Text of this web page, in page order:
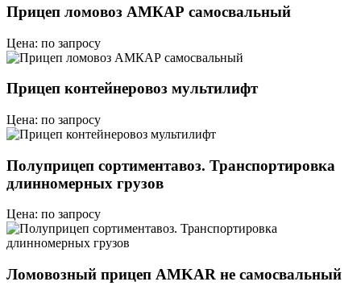
Прицеп ломовоз АМКАР самосвальный
Цена: по запросу
Прицеп контейнеровоз мультилифт
Цена: по запросу
Полуприцеп сортиментавоз. Транспортировка
длинномерных грузов
Цена: по запросу
Ломовозный прицеп AMKAR не самосвальный